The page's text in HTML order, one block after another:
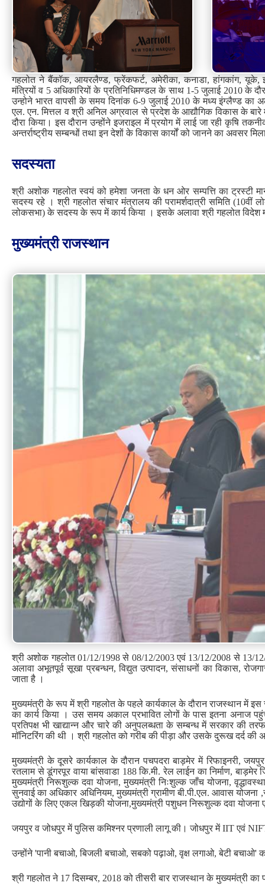
गहलोत ने बैंकॉक, आयरलैण्ड, फ्रेंकफर्ट, अमेरीका, कनाडा, हांगकांग, यूके,
मंत्रियों व 5 अधिकारियों के प्रतिनिधिमण्डल के साथ 1-5 जुलाई 2010 के
उन्होने भारत वापसी के समय दिनांक 6-9 जुलाई 2010 के मध्य इंग्लैण्ड का
एल. एन. मित्तल व श्री अनिल अग्रवाल से प्रदेश के आद्यौगिक विकास के
दौरा किया। इस दौरान उन्होंने इजराइल में प्रयोग में लाई जा रही कृषि
अन्तर्राष्ट्रीय सम्बन्धों तथा इन देशों के विकास कार्यों को जानने का अवसर
सदस्‍यता
श्री अशोक गहलोत स्वयं को हमेशा जनता के धन ओर सम्पत्ति का ट्रस्टी
सदस्य रहे । श्री गहलोत संचार मंत्रालय की परामर्शदात्री समिति
लोकसभा) के सदस्य के रूप में कार्य किया । इसके अलावा श्री गहलोत विदेश
मुख्‍यमंत्री राजस्‍थान
श्री अशोक गहलोत 01/12/1998 से 08/12/2003 एवं 13/12/2008 से 13/
अलावा अभूतपूर्व सूखा प्रबन्धन, विद्युत उत्पादन, संसाधनों का विकास,
जाता है ।
मुख्यमंत्री के रूप में श्री गहलोत के पहले कार्यकाल के दौरान राजस्थान में
का कार्य किया । उस समय अकाल प्रभावित लोगों के पास इतना अनाज
प्रतिपक्ष भी खाद्यान्न और चारे की अनुपलब्धता के सम्बन्ध में सरकार की
मॉनिटरिंग की थी । श्री गहलोत को गरीब की पीड़ा और उसके दुरूख दर्द
मुख्यमंत्री के दूसरे कार्यकाल के दौरान पचपदरा बाड़मेर में रिफाइनरी,
रतलाम से डूंगरपूर वाया बांसवाडा 188 कि.मी. रेल लाईन का निर्माण,
मुख्यमंत्री निरूशुल्क दवा योजना, मुख्यमंत्री निःशुल्क जाँच योजना,
सुनवाई का अधिकार अधिनियम, मुख्यमंत्री ग्रामीण बी.पी.एल. आवास योजना
उद्योगों के लिए एकल खिड़की योजना,मुख्यमंत्री पशुधन निरूशुल्क दवा
जयपुर व जोधपुर में पुलिस कमिश्नर प्रणाली लागू की। जोधपुर में IIT एवं
उन्होंने 'पानी बचाओ, बिजली बचाओ, सबको पढ़ाओ, वृक्ष लगाओ, बेटी बचाओ'
श्री गहलोत ने 17 दिसम्बर, 2018 को तीसरी बार राजस्थान के मुख्यमंत्री का